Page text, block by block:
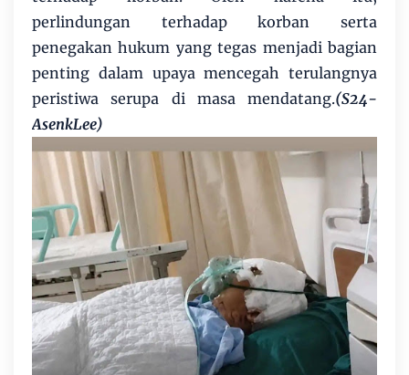
perlindungan terhadap korban serta
penegakan hukum yang tegas menjadi bagian
penting dalam upaya mencegah terulangnya
peristiwa serupa di masa mendatang.(S24-
AsenkLee)